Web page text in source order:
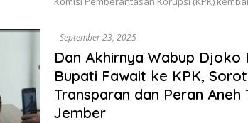
September 23, 2025
Dan Akhirnya Wabup Djoko
Bupati Fawait ke KPK,
Transparan dan Peran Aneh
Jember